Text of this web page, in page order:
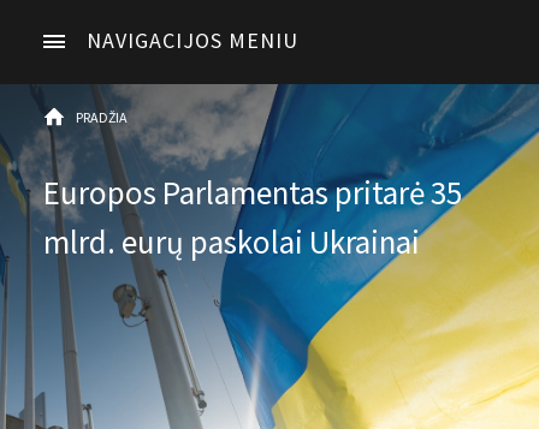
NAVIGACIJOS MENIU
PRADŽIA
Europos Parlamentas pritarė 35
mlrd. eurų paskolai Ukrainai